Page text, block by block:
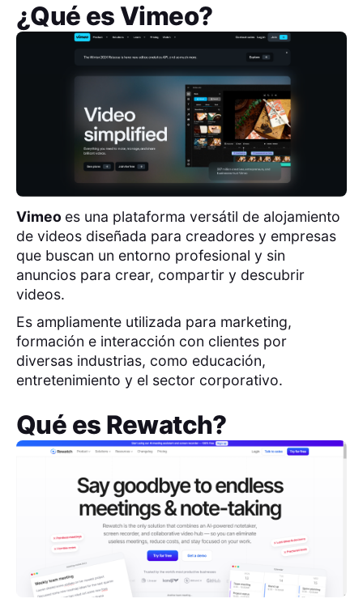
¿Qué esVimeo?
Vimeo es una plataforma versátil de alojamiento
de videos diseñada para creadores y empresas
que buscan un entorno profesional y sin
anuncios para crear, compartir y descubrir
videos.
Es ampliamente utilizada para marketing,
formación e interacción con clientes por
diversas industrias, como educación,
entretenimiento y el sector corporativo.
Qué es Rewatch?